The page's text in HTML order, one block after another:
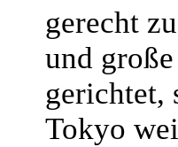
gerecht
und
gerichtet,
Tokyo